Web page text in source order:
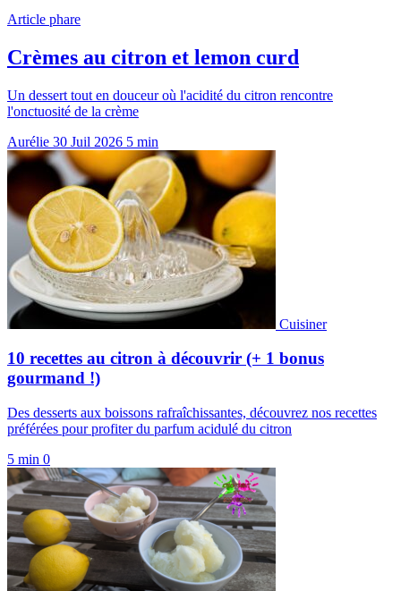
Article phare
Crèmes au citron et lemon curd
Un dessert tout en douceur où l'acidité du citron rencontre
l'onctuosité de la crème
Aurélie 30 Juil 2026 5 min
Cuisiner
10 recettes au citron à découvrir (+ 1 bonus
gourmand !)
Des desserts aux boissons rafraîchissantes, découvrez nos recettes
préférées pour profiter du parfum acidulé du citron
5 min 0